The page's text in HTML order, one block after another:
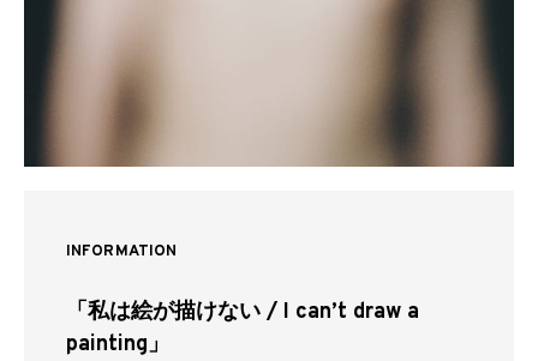
INFORMATION
「私は絵が描けない / I can’t draw a
painting」